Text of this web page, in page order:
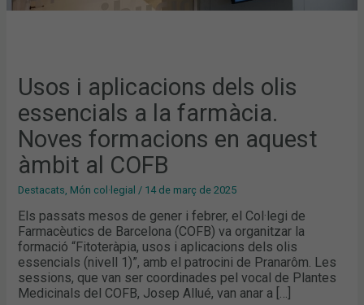
Usos i aplicacions dels olis
essencials a la farmàcia.
Noves formacions en aquest
àmbit al COFB
Destacats, Món col·legial / 14 de març de 2025
Els passats mesos de gener i febrer, el Col·legi de
Farmacèutics de Barcelona (COFB) va organitzar la
formació “Fitoteràpia, usos i aplicacions dels olis
essencials (nivell 1)”, amb el patrocini de Pranarôm. Les
sessions, que van ser coordinades pel vocal de Plantes
Medicinals del COFB, Josep Allué, van anar a […]